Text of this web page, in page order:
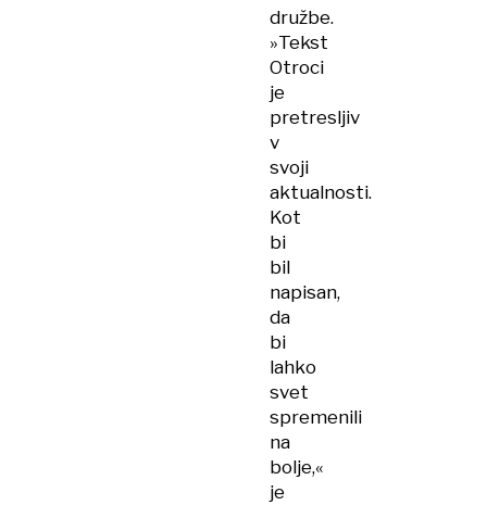
družbe.
»Tekst
Otroci
je
pretresljiv
v
svoji
aktualnosti.
Kot
bi
bil
napisan,
da
bi
lahko
svet
spremenili
na
bolje,«
je